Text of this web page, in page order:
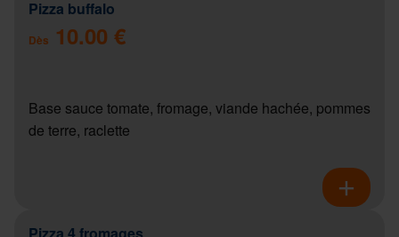
Pizza buffalo
Dès 10.00 €
Base sauce tomate, fromage, viande hachée, pommes
de terre, raclette
Pizza 4 fromages